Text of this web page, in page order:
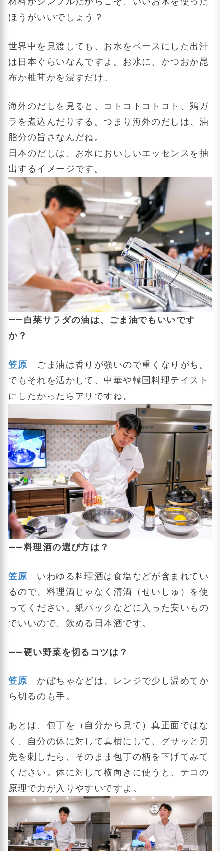
ほうがいいでしょう？
世界中を見渡しても、お水をベースにした出汁
は日本ぐらいなんですよ。お水に、かつおか昆
布か椎茸かを浸すだけ。
海外のだしを見ると、コトコトコトコト、鶏ガ
ラを煮込んだりする。つまり海外のだしは、油
脂分の旨さなんだね。
日本のだしは、お水においしいエッセンスを抽
出するイメージです。
――白菜サラダの油は、ごま油でもいいです
か？
笠原 ごま油は香りが強いので重くなりがち。
でもそれを活かして、中華や韓国料理テイスト
にしたかったらアリですね。
――料理酒の選び方は？
笠原 いわゆる料理酒は食塩などが含まれてい
るので、料理酒じゃなく清酒（せいしゅ）を使
ってください。紙パックなどに入った安いもの
でいいので、飲める日本酒です。
――硬い野菜を切るコツは？
笠原 かぼちゃなどは、レンジで少し温めてか
ら切るのも手。
あとは、包丁を（自分から見て）真正面ではな
く、自分の体に対して真横にして、グサッと刃
先を刺したら、そのまま包丁の柄を下げてみて
ください。体に対して横向きに使うと、テコの
原理で力が入りやすいですよ。